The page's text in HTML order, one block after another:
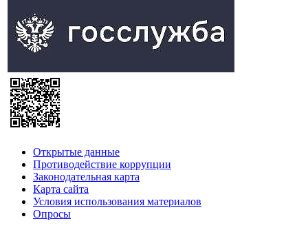
Открытые данные
Противодействие коррупции
Законодательная карта
Карта сайта
Условия использования материалов
Опросы